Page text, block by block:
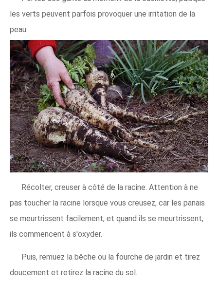
les verts peuvent parfois provoquer une irritation de la
peau.
Récolter, creuser à côté de la racine. Attention à ne
pas toucher la racine lorsque vous creusez, car les panais
se meurtrissent facilement, et quand ils se meurtrissent,
ils commencent à s'oxyder.
Puis, remuez la bêche ou la fourche de jardin et tirez
doucement et retirez la racine du sol.